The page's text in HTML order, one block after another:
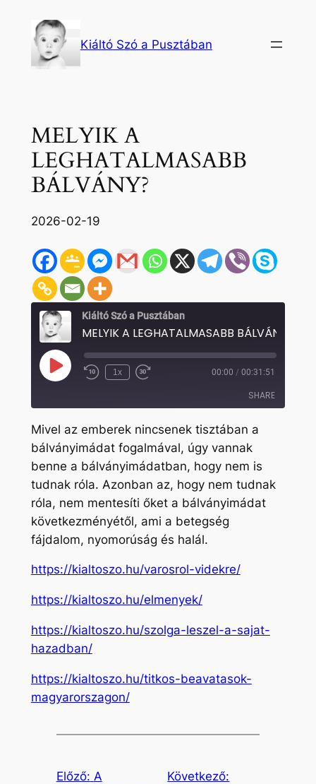
tartalomhoz
Kiáltó Szó a Pusztában
MELYIK A
LEGHATALMASABB
BÁLVÁNY?
2026-02-19
Kiáltó Szó a Pusztában
MELYIK A LEGHATALMASABB BÁLVÁNY?
Play
Episode Rewind
1x
Fast
seconds
00:00 / 00:31:51
SHARE
SHARE
LINK
EMBED
Mivel az emberek nincsenek tisztában a
bálványimádat fogalmával, úgy vannak
benne a bálványimádatban, hogy nem is
tudnak róla. Azonban az, hogy nem tudnak
róla, nem mentesíti őket a bálványimádat
következményétől, ami a betegség
fájdalom, nyomorúság és halál.
https://kialtoszo.hu/varosrol-videkre/
https://kialtoszo.hu/elmenyek/
https://kialtoszo.hu/szolga-leszel-a-sajat-
hazadban/
https://kialtoszo.hu/titkos-beavatasok-
magyarorszagon/
Előző: A
Következő: